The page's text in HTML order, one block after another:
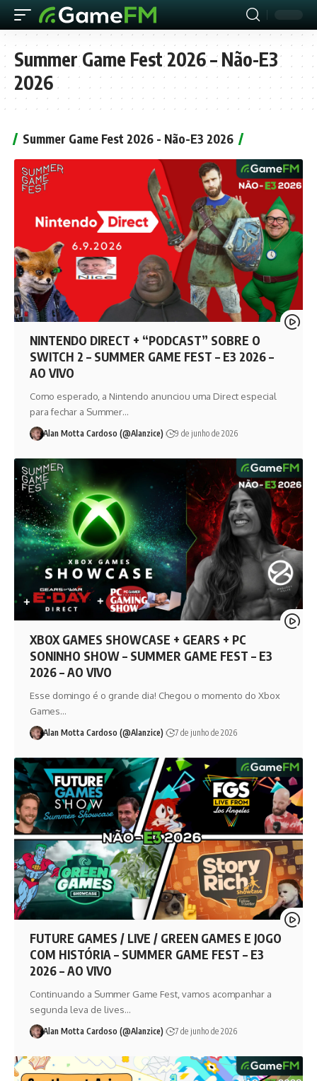
Summer Game Fest 2026 – Não-E3
2026
Summer Game Fest 2026 - Não-E3 2026
NINTENDO DIRECT + “PODCAST” SOBRE O
SWITCH 2 – SUMMER GAME FEST – E3 2026 –
AO VIVO
Como esperado, a Nintendo anunciou uma Direct especial
para fechar a Summer…
Alan Motta Cardoso (@Alanzice) 9 de junho de 2026
XBOX GAMES SHOWCASE + GEARS + PC
SONINHO SHOW – SUMMER GAME FEST – E3
2026 – AO VIVO
Esse domingo é o grande dia! Chegou o momento do Xbox
Games…
Alan Motta Cardoso (@Alanzice) 7 de junho de 2026
FUTURE GAMES / LIVE / GREEN GAMES E JOGO
COM HISTÓRIA – SUMMER GAME FEST – E3
2026 – AO VIVO
Continuando a Summer Game Fest, vamos acompanhar a
segunda leva de lives…
Alan Motta Cardoso (@Alanzice) 7 de junho de 2026